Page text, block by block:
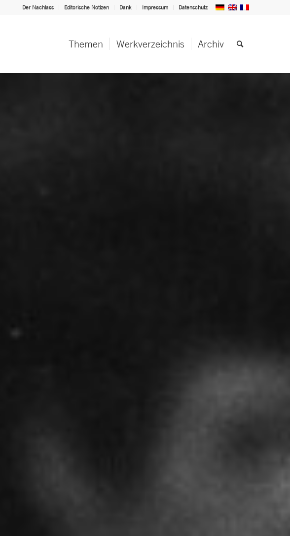
Der Nachlass Editorische Notizen Dank Impressum Datenschutz
Themen Werkverzeichnis Archiv